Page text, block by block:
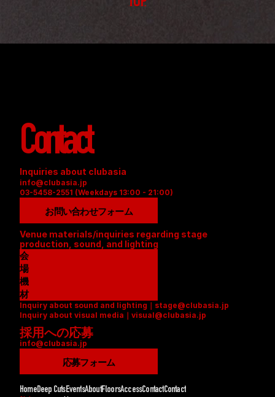
Contact
Inquiries about clubasia
info@clubasia.jp
03-5458-2551 (Weekdays 13:00 - 21:00)
お問い合わせフォーム
Venue materials/inquiries regarding stage
production, sound, and lighting
会
場
資
料
(
P
D
F
機
材
リ
ス
ト
(
D
F
Inquiry about sound and lighting｜stage@clubasia.jp
Inquiry about visual media｜visual@clubasia.jp
採用への応募
info@clubasia.jp
応募フォーム
HomeDeep CutsEventsAboutFloorsAccessContactContact